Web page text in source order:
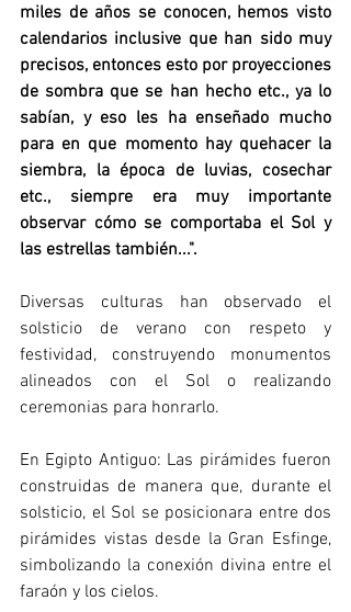
miles de años se conocen, hemos visto
calendarios inclusive que han sido muy
precisos, entonces esto por proyecciones
de sombra que se han hecho etc., ya lo
sabían, y eso les ha enseñado mucho
para en que momento hay quehacer la
siembra, la época de luvias, cosechar
etc., siempre era muy importante
observar cómo se comportaba el Sol y
las estrellas también...".
Diversas culturas han observado el
solsticio de verano con respeto y
festividad, construyendo monumentos
alineados con el Sol o realizando
ceremonias para honrarlo.
En Egipto Antiguo: Las pirámides fueron
construidas de manera que, durante el
solsticio, el Sol se posicionara entre dos
pirámides vistas desde la Gran Esfinge,
simbolizando la conexión divina entre el
faraón y los cielos.